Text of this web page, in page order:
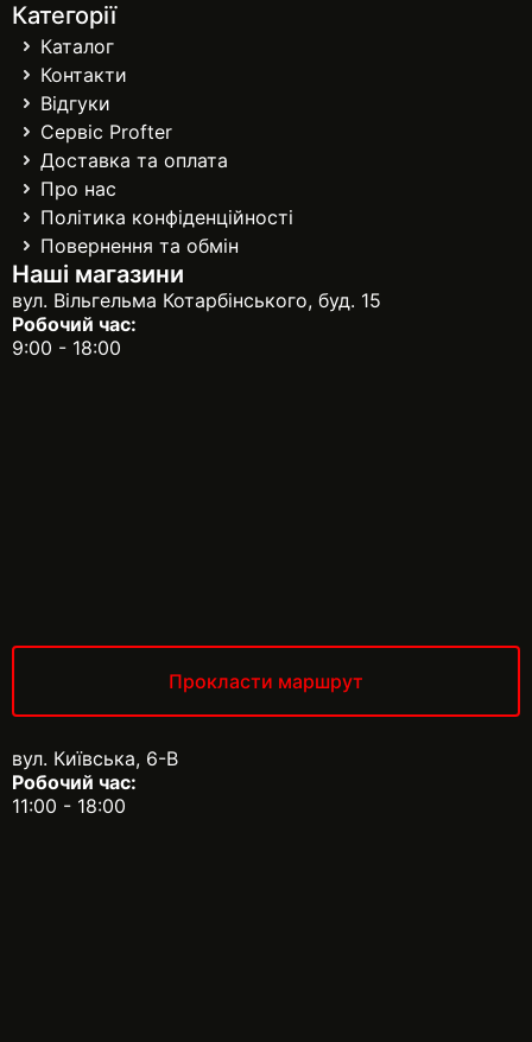
Категорії
Каталог
Контакти
Відгуки
Сервіс Profter
Доставка та оплата
Про нас
Політика конфіденційності
Повернення та обмін
Наші магазини
вул. Вільгельма Котарбінського, буд. 15
Робочий час:
9:00 - 18:00
Прокласти маршрут
вул. Київська, 6-В
Робочий час:
11:00 - 18:00